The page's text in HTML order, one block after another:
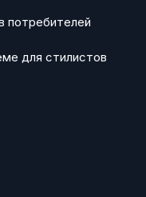
потребителей
для стилистов